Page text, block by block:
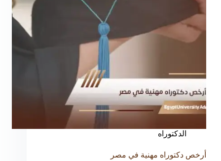
الدكتوراه
أرخص دكتوراه مهنية في مصر